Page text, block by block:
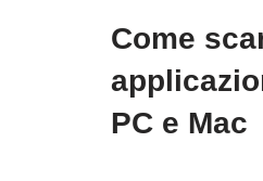
Come
PC e Mac